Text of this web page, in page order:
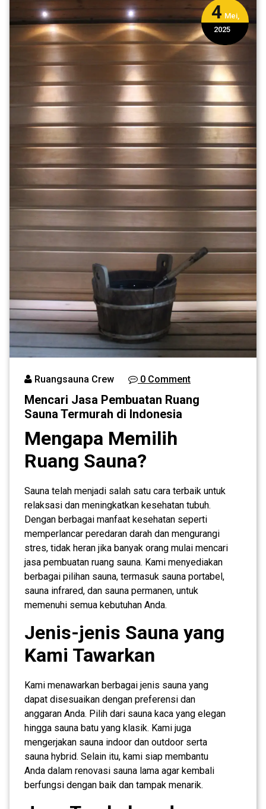
4 Mei,
2025
Ruangsauna Crew 0 Comment
Mencari Jasa Pembuatan Ruang
Sauna Termurah di Indonesia
Mengapa Memilih
Ruang Sauna?
Sauna telah menjadi salah satu cara terbaik untuk
relaksasi dan meningkatkan kesehatan tubuh.
Dengan berbagai manfaat kesehatan seperti
memperlancar peredaran darah dan mengurangi
stres, tidak heran jika banyak orang mulai mencari
jasa pembuatan ruang sauna. Kami menyediakan
berbagai pilihan sauna, termasuk sauna portabel,
sauna infrared, dan sauna permanen, untuk
memenuhi semua kebutuhan Anda.
Jenis-jenis Sauna yang
Kami Tawarkan
Kami menawarkan berbagai jenis sauna yang
dapat disesuaikan dengan preferensi dan
anggaran Anda. Pilih dari sauna kaca yang elegan
hingga sauna batu yang klasik. Kami juga
mengerjakan sauna indoor dan outdoor serta
sauna hybrid. Selain itu, kami siap membantu
Anda dalam renovasi sauna lama agar kembali
berfungsi dengan baik dan tampak menarik.